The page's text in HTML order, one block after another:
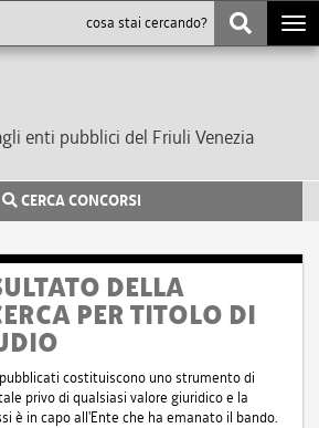
enti pubblici del Friuli Venezia
CERCA CONCORSI
DELLA
PER TITOLO DI
costituiscono uno strumento di
privo di qualsiasi valore giuridico e la
è in capo all'Ente che ha emanato il bando.